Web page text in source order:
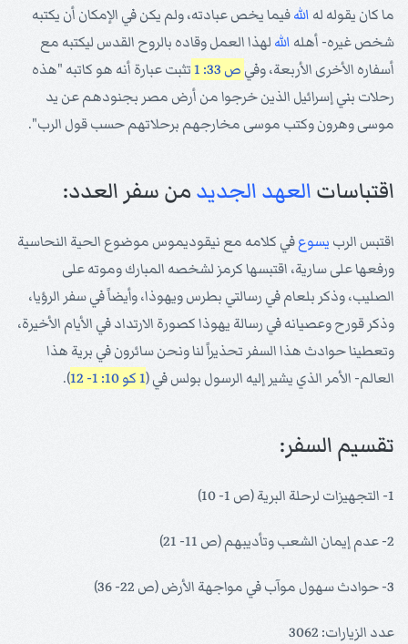
ما كان يقوله له اللهفيما يخص عبادته، ولم يكن في الإمكان أن يكتبه
شخص غيره- أهله الله لهذا العمل وقاده بالروح القدس ليكتبه مع
أسفاره الأخرى الأربعة، وفي ص 33: 1
تثبت عبارة أنه هو كاتبه "هذه
رحلات بني إسرائيل الذين خرجوا من أرض مصر بجنودهم عن يد
موسى وهرون وكتب موسى مخارجهم برحلاتهم حسب قول الرب".
اقتباساتالعهد الجديدمن سفر العدد:
اقتبس الرب يسوعفي كلامه مع نيقوديموس موضوع الحية النحاسية
ورفعها على سارية، اقتبسها كرمز لشخصه المبارك وموته على
الصليب، وذكر بلعام في رسالتي بطرس ويهوذا، وأيضاً في سفر الرؤيا،
وذكر قورح وعصيانه في رسالة يهوذا كصورة الارتداد في الأيام الأخيرة،
وتعطينا حوادث هذا السفر تحذيراً لنا ونحن سائرون في برية هذا
العالم- الأمر الذي يشير إليه الرسول بولس في (1 كو 10: 1- 12 ).
تقسيم السفر:
1- التجهيزات لرحلة البرية (ص 1- 10)
2- عدم إيمان الشعب وتأديبهم (ص 11- 21)
3- حوادث سهول موآب في مواجهة الأرض (ص 22- 36)
عدد الزيارات: 3062